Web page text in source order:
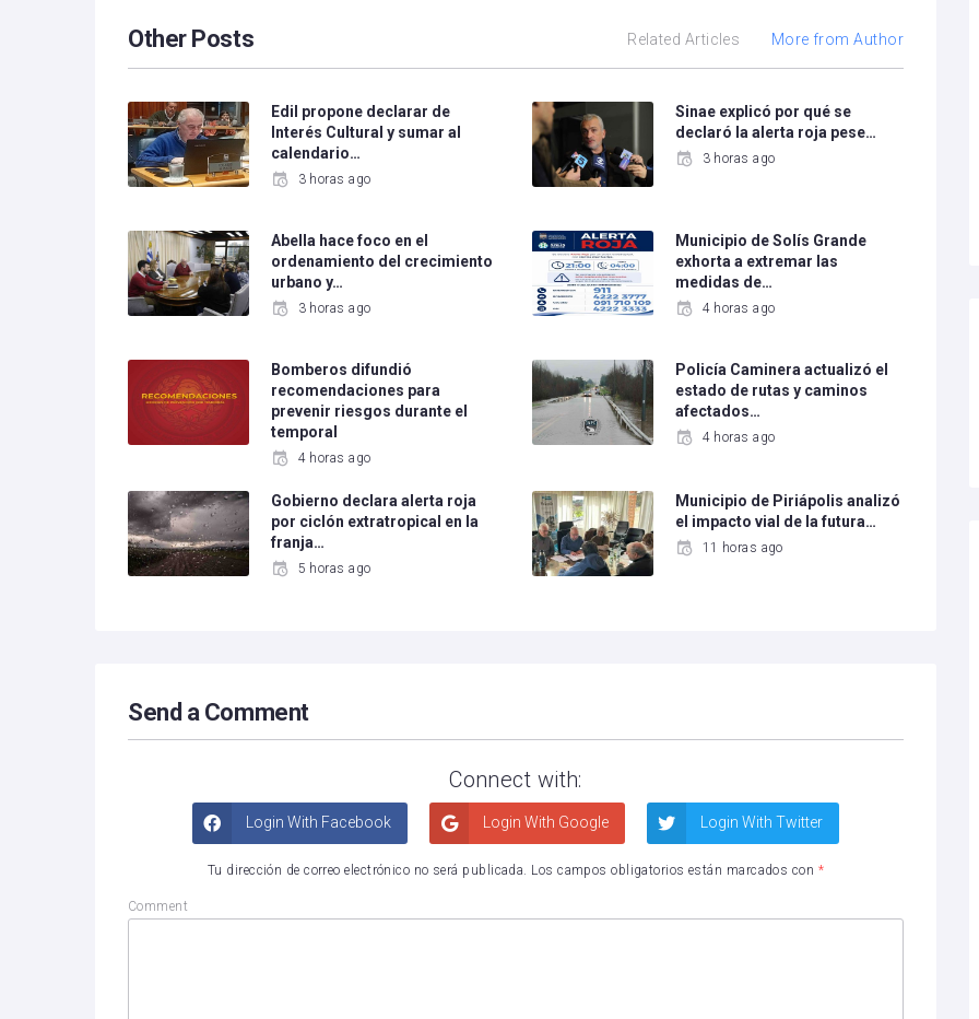
Other Posts Related Articles More from Author
Edil propone declarar de
Interés Cultural y sumar al
calendario…
3 horas ago
Sinae explicó por qué se
declaró la alerta roja pese…
3 horas ago
Abella hace foco en el
ordenamiento del crecimiento
urbano y…
3 horas ago
Municipio de Solís Grande
exhorta a extremar las
medidas de…
4 horas ago
Bomberos difundió
recomendaciones para
prevenir riesgos durante el
temporal
4 horas ago
Policía Caminera actualizó el
estado de rutas y caminos
afectados…
4 horas ago
Gobierno declara alerta roja
por ciclón extratropical en la
franja…
5 horas ago
Municipio de Piriápolis analizó
el impacto vial de la futura…
11 horas ago
Send a Comment
Connect with:
Login With Facebook Login With Google Login With Twitter
Tu dirección de correo electrónico no será publicada. Los campos obligatorios están marcados con *
Comment